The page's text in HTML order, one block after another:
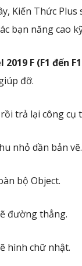
Kiến Thức
bạn năng cao
F (F1 đến
đỡ.
trả lại công cụ
nhỏ dần bản vẽ.
bộ Object.
đường thẳng.
hình chữ nhật.